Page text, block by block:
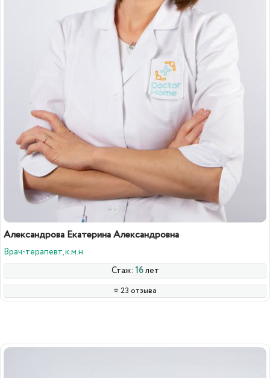
Александрова Екатерина Александровна
Врач-терапевт, к.м.н.
Стаж: 16лет
⭐️ 23 отзыва